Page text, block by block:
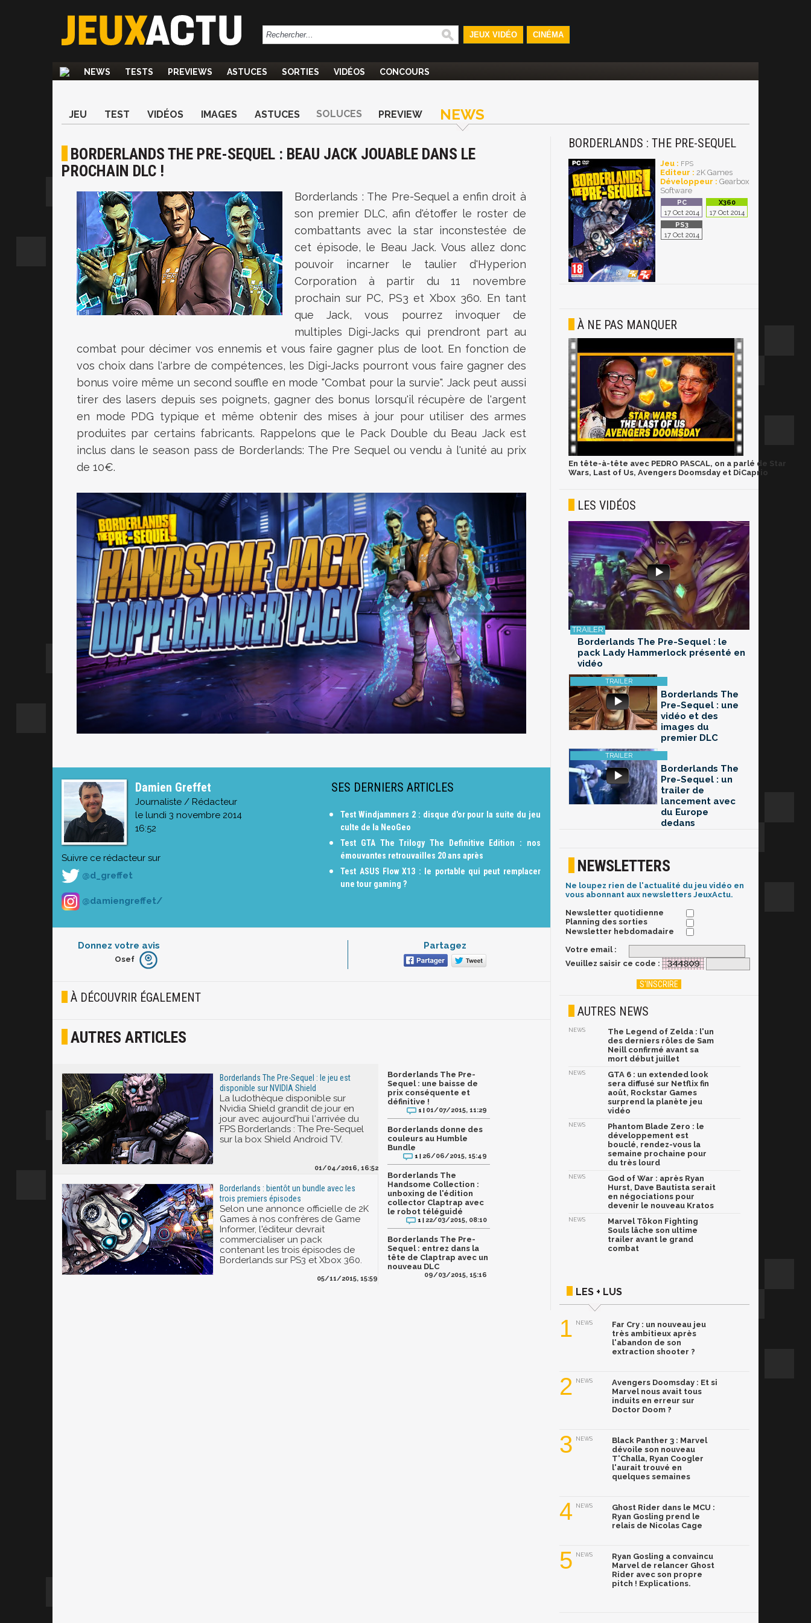
JEUX VIDÉO CINÉMA
NEWS TESTS PREVIEWS ASTUCES SORTIES VIDÉOS CONCOURS
JEU TEST VIDÉOS IMAGES ASTUCES SOLUCES PREVIEW NEWS
BORDERLANDS THE PRE-SEQUEL : BEAU JACK JOUABLE DANS LE
PROCHAIN DLC !
Borderlands : The Pre-Sequel a enfin droit à
son premier DLC, afin d'étoffer le roster de
combattants avec la star inconstestée de
cet épisode, le Beau Jack. Vous allez donc
pouvoir incarner le taulier d'Hyperion
Corporation à partir du 11 novembre
prochain sur PC, PS3 et Xbox 360. En tant
que Jack, vous pourrez invoquer de
multiples Digi-Jacks qui prendront part au
combat pour décimer vos ennemis et vous faire gagner plus de loot. En fonction de
vos choix dans l'arbre de compétences, les Digi-Jacks pourront vous faire gagner des
bonus voire même un second souffle en mode "Combat pour la survie". Jack peut aussi
tirer des lasers depuis ses poignets, gagner des bonus lorsqu'il récupère de l'argent
en mode PDG typique et même obtenir des mises à jour pour utiliser des armes
produites par certains fabricants. Rappelons que le Pack Double du Beau Jack est
inclus dans le season pass de Borderlands: The Pre Sequel ou vendu à l'unité au prix
de 10€.
Damien Greffet
Journaliste / Rédacteur
le lundi 3 novembre 2014
16:52
Suivre ce rédacteur sur
@d_greffet
@damiengreffet/
SES DERNIERS ARTICLES
Test Windjammers 2 : disque d'or pour la suite du jeu
culte de la NeoGeo
Test GTA The Trilogy The Definitive Edition : nos
émouvantes retrouvailles 20 ans après
Test ASUS Flow X13 : le portable qui peut remplacer
une tour gaming ?
Donnez votre avis
Furieux
Joyeux
Osef
Partagez
À DÉCOUVRIR ÉGALEMENT
AUTRES ARTICLES
Borderlands The Pre-Sequel : le jeu est
disponible sur NVIDIA Shield
La ludothèque disponible sur
Nvidia Shield grandit de jour en
jour avec aujourd'hui l'arrivée du
FPS Borderlands : The Pre-Sequel
sur la box Shield Android TV.
01/04/2016, 16:52
Borderlands : bientôt un bundle avec les
trois premiers épisodes
Selon une annonce officielle de 2K
Games à nos confrères de Game
Informer, l'éditeur devrait
commercialiser un pack
contenant les trois épisodes de
Borderlands sur PS3 et Xbox 360.
05/11/2015, 15:59
Borderlands The Pre-
Sequel : une baisse de
prix conséquente et
définitive !
1 | 01/07/2015, 11:29
Borderlands donne des
couleurs au Humble
Bundle
1 | 26/06/2015, 15:49
Borderlands The
Handsome Collection :
unboxing de l'édition
collector Claptrap avec
le robot téléguidé
1 | 22/03/2015, 08:10
Borderlands The Pre-
Sequel : entrez dans la
tête de Claptrap avec un
nouveau DLC
09/03/2015, 15:16
BORDERLANDS : THE PRE-SEQUEL
Jeu : FPS
Editeur : 2K Games
Développeur : Gearbox
Software
17 Oct 2014 17 Oct 2014
17 Oct 2014
À NE PAS MANQUER
En tête-à-tête avec PEDRO PASCAL, on a parlé de Star
Wars, Last of Us, Avengers Doomsday et DiCaprio
LES VIDÉOS
Borderlands The Pre-Sequel : le
pack Lady Hammerlock présenté en
vidéo
Borderlands The
Pre-Sequel : une
vidéo et des
images du
premier DLC
Borderlands The
Pre-Sequel : un
trailer de
lancement avec
du Europe
dedans
NEWSLETTERS
Ne loupez rien de l'actualité du jeu vidéo en
vous abonnant aux newsletters JeuxActu.
Newsletter quotidienne
Planning des sorties
Newsletter hebdomadaire
Votre email :
Veuillez saisir ce code :
AUTRES NEWS
NEWS
The Legend of Zelda : l'un
des derniers rôles de Sam
Neill confirmé avant sa
mort début juillet
NEWS
GTA 6 : un extended look
sera diffusé sur Netflix fin
août, Rockstar Games
surprend la planète jeu
vidéo
NEWS
Phantom Blade Zero : le
développement est
bouclé, rendez-vous la
semaine prochaine pour
du très lourd
NEWS
God of War : après Ryan
Hurst, Dave Bautista serait
en négociations pour
devenir le nouveau Kratos
NEWS
Marvel Tōkon Fighting
Souls lâche son ultime
trailer avant le grand
combat
LES + LUS
1 NEWS
Far Cry : un nouveau jeu
très ambitieux après
l'abandon de son
extraction shooter ?
2 NEWS
Avengers Doomsday : Et si
Marvel nous avait tous
induits en erreur sur
Doctor Doom ?
3 NEWS
Black Panther 3 : Marvel
dévoile son nouveau
T'Challa, Ryan Coogler
l'aurait trouvé en
quelques semaines
4 NEWS
Ghost Rider dans le MCU :
Ryan Gosling prend le
relais de Nicolas Cage
5 NEWS
Ryan Gosling a convaincu
Marvel de relancer Ghost
Rider avec son propre
pitch ! Explications.